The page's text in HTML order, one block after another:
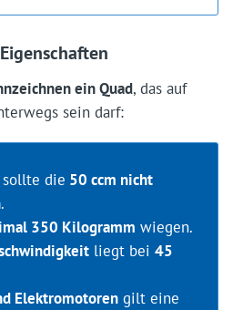
ein Quad, das auf
sein darf:
sollte die 50 ccm nicht
.
350 Kilogramm wiegen.
liegt bei 45
Elektromotorengilt eine